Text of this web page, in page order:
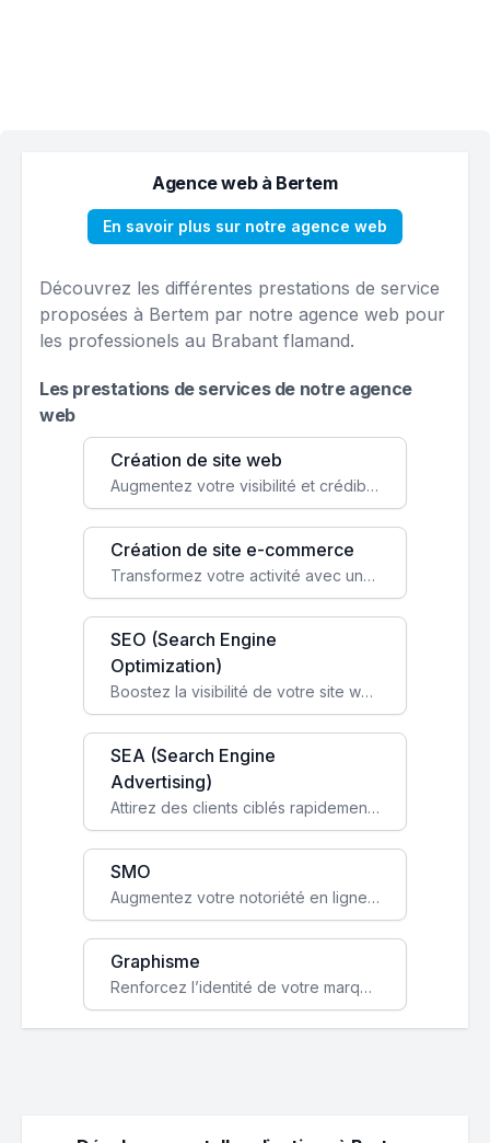
Agence web à Bertem
En savoir plus sur notre agence web
Découvrez les différentes prestations de service
proposées à Bertem par notre agence web pour
les professionels au Brabant flamand.
Les prestations de services de notre agence
web
Création de site web
Augmentez votre visibilité et crédibilité en ligne avec un site web performant, conçu pour attirer plus de clients.
Création de site e-commerce
Transformez votre activité avec une boutique en ligne, accessible à l'échelle mondiale 24/7.
SEO (Search Engine
Optimization)
Boostez la visibilité de votre site web sur Google et attirez du trafic qualifié grâce à nos stratégies SEO.
SEA (Search Engine
Advertising)
Attirez des clients ciblés rapidement avec des campagnes publicitaires payantes optimisées pour vos objectifs.
SMO
Augmentez votre notoriété en ligne et stimulez la croissance de votre entreprise grâce à une stratégie sociale sur mesure.
Graphisme
Renforcez l’identité de votre marque avec un design unique qui capte l’attention et engage vos clients.